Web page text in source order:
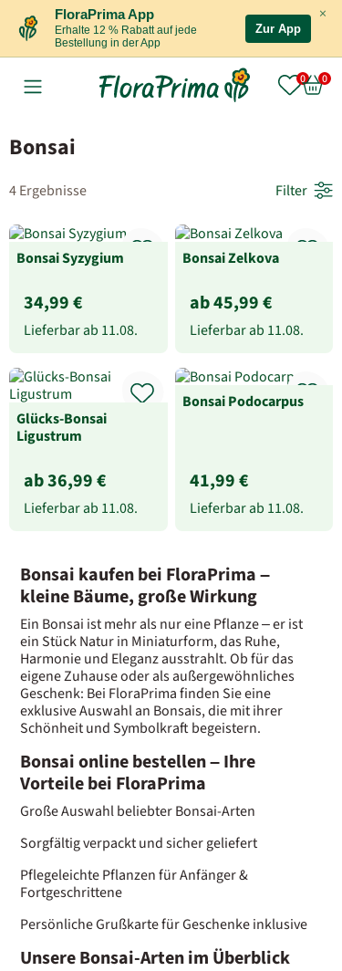
×
FloraPrima App
Erhalte 12 % Rabatt auf jede
Bestellung in der App
Zur App
Bonsai
4 Ergebnisse Filter
Bonsai Syzygium
34,99 €
Lieferbar ab 11.08.
Bonsai Zelkova
ab 45,99 €
Lieferbar ab 11.08.
Glücks-Bonsai
Ligustrum
ab 36,99 €
Lieferbar ab 11.08.
Bonsai Podocarpus
41,99 €
Lieferbar ab 11.08.
Bonsai kaufen bei FloraPrima –
kleine Bäume, große Wirkung
Ein Bonsai ist mehr als nur eine Pflanze – er ist
ein Stück Natur in Miniaturform, das Ruhe,
Harmonie und Eleganz ausstrahlt. Ob für das
eigene Zuhause oder als außergewöhnliches
Geschenk: Bei FloraPrima finden Sie eine
exklusive Auswahl an Bonsais, die mit ihrer
Schönheit und Symbolkraft begeistern.
Bonsai online bestellen – Ihre
Vorteile bei FloraPrima
Große Auswahl beliebter Bonsai-Arten
Sorgfältig verpackt und sicher geliefert
Pflegeleichte Pflanzen für Anfänger &
Fortgeschrittene
Persönliche Grußkarte für Geschenke inklusive
Unsere Bonsai-Arten im Überblick